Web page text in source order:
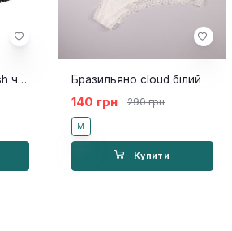
Трусики/Сліпи VS lash чорний Бразильяно cloud білий
140 грн 290 грн
M
Купити